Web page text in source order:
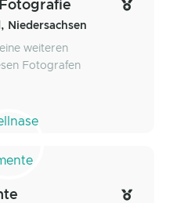
Niedersachsen
weiteren
Fotografen